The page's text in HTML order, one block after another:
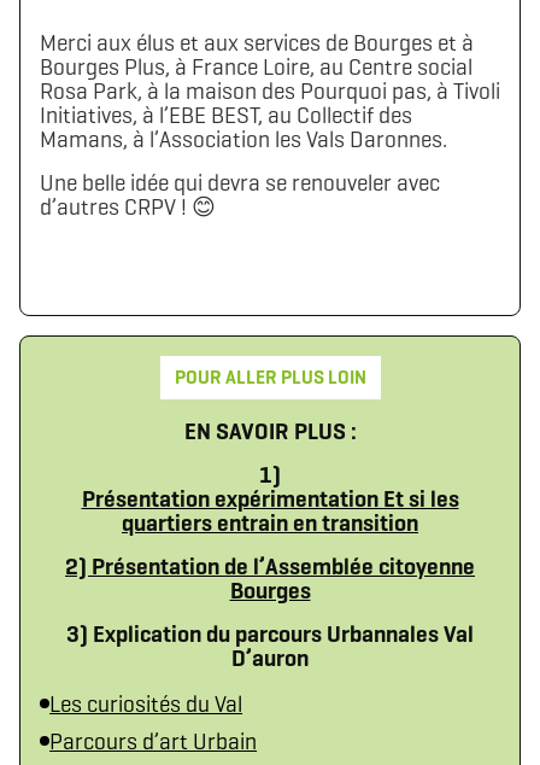
Merci aux élus et aux services de Bourges et à
Bourges Plus, à France Loire, au Centre social
Rosa Park, à la maison des Pourquoi pas, à Tivoli
Initiatives, à l’EBE BEST, au Collectif des
Mamans, à l’Association les Vals Daronnes.
Une belle idée qui devra se renouveler avec
d’autres CRPV ! 😊
POUR ALLER PLUS LOIN
EN SAVOIR PLUS :
1)
Présentation expérimentation Et si les
quartiers entrain en transition
2) Présentation de l’Assemblée citoyenne
Bourges
3) Explication du parcours Urbannales Val
D’auron
Les curiosités du Val
Parcours d’art Urbain